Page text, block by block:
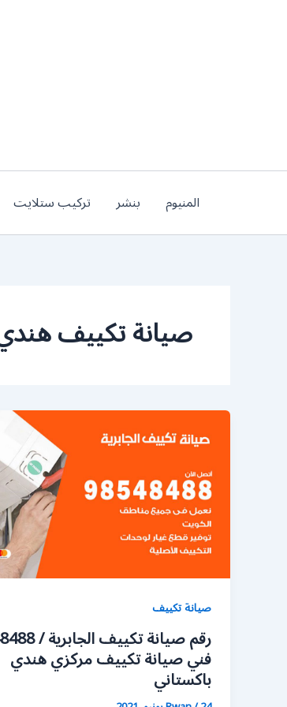
المنيوم بنشر تركيب ستلايت
صيانة تكييف هندي
صيانة تكييف
فني صيانة تكييف مركزي هندي
باكستاني